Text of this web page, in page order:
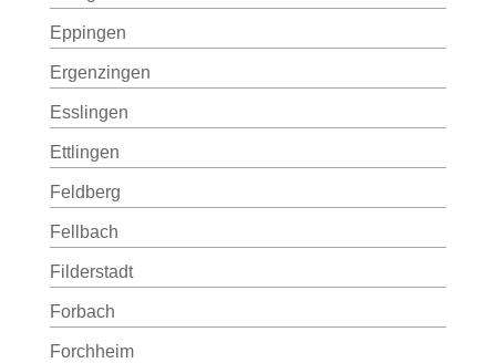
Eppingen
Ergenzingen
Esslingen
Ettlingen
Feldberg
Fellbach
Filderstadt
Forbach
Forchheim